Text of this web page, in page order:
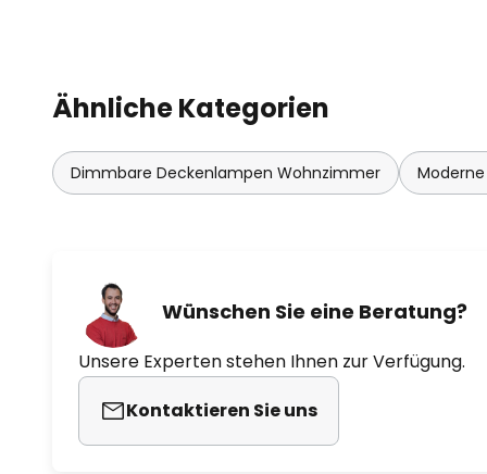
Ähnliche Kategorien
Dimmbare Deckenlampen Wohnzimmer
Wünschen Sie eine Beratung?
Unsere Experten stehen Ihnen zur Verfügung.
Kontaktieren Sie uns